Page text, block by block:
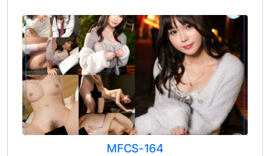
MFCS-164